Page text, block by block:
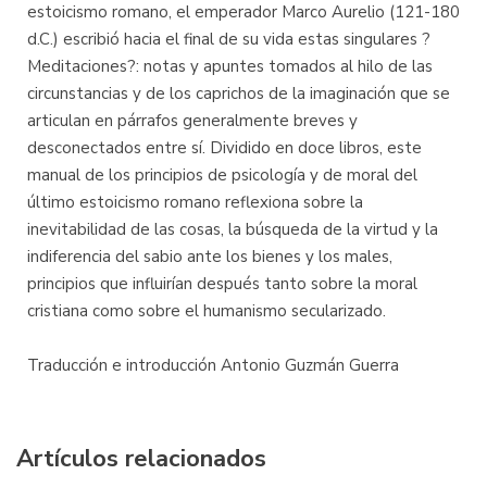
estoicismo romano, el emperador Marco Aurelio (121-180
d.C.) escribió hacia el final de su vida estas singulares ?
Meditaciones?: notas y apuntes tomados al hilo de las
circunstancias y de los caprichos de la imaginación que se
articulan en párrafos generalmente breves y
desconectados entre sí. Dividido en doce libros, este
manual de los principios de psicología y de moral del
último estoicismo romano reflexiona sobre la
inevitabilidad de las cosas, la búsqueda de la virtud y la
indiferencia del sabio ante los bienes y los males,
principios que influirían después tanto sobre la moral
cristiana como sobre el humanismo secularizado.
Traducción e introducción Antonio Guzmán Guerra
Artículos relacionados